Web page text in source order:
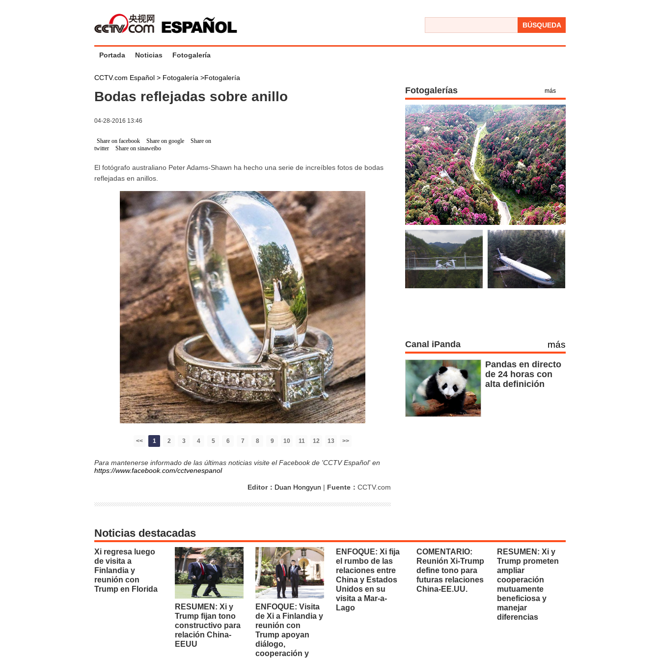
BÚSQUEDA
Portada Noticias Fotogalería
CCTV.com Español > Fotogalería >Fotogalería
Bodas reflejadas sobre anillo
04-28-2016 13:46
Share on facebook Share on google
Share on
twitter
Share on sinaweibo
El fotógrafo australiano Peter Adams-Shawn ha hecho una serie de increíbles fotos de bodas
reflejadas en anillos.
<< 1 2 3 4 5 6 7 8 9 10 11 12 13 >>
Para mantenerse informado de las últimas noticias visite el Facebook de 'CCTV Español' en
https://www.facebook.com/cctvenespanol
Editor： Duan Hongyun | Fuente： CCTV.com
Fotogalerías más
Canal iPanda más
Pandas en directo
de 24 horas con
alta definición
Noticias destacadas
Xi regresa luego
de visita a
Finlandia y
reunión con
Trump en Florida
RESUMEN: Xi y
Trump fijan tono
constructivo para
relación China-
EEUU
ENFOQUE: Visita
de Xi a Finlandia y
reunión con
Trump apoyan
diálogo,
cooperación y
ENFOQUE: Xi fija
el rumbo de las
relaciones entre
China y Estados
Unidos en su
visita a Mar-a-
Lago
COMENTARIO:
Reunión Xi-Trump
define tono para
futuras relaciones
China-EE.UU.
RESUMEN: Xi y
Trump prometen
ampliar
cooperación
mutuamente
beneficiosa y
manejar
diferencias